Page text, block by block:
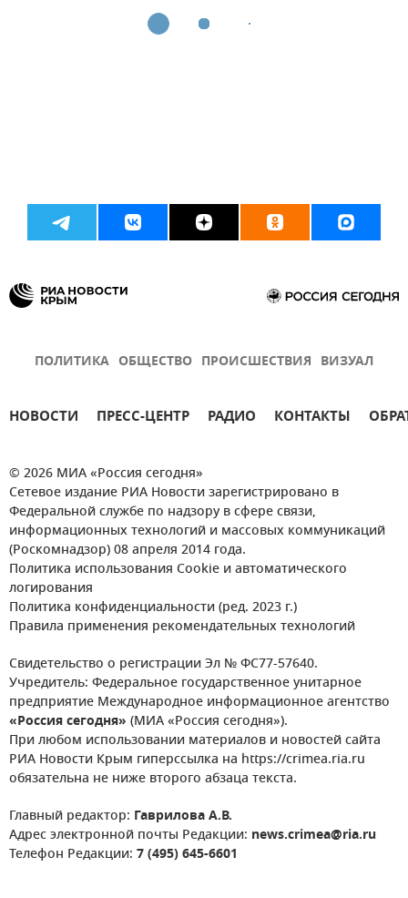
ПОЛИТИКА ОБЩЕСТВО ПРОИСШЕСТВИЯ ВИЗУАЛ
НОВОСТИ ПРЕСС-ЦЕНТР РАДИО КОНТАКТЫ
© 2026 МИА «Россия сегодня»
Сетевое издание РИА Новости зарегистрировано в
Федеральной службе по надзору в сфере связи,
информационных технологий и массовых коммуникаций
(Роскомнадзор) 08 апреля 2014 года.
Политика использования Cookie и автоматического
логирования
Политика конфиденциальности (ред. 2023 г.)
Правила применения рекомендательных технологий
Свидетельство о регистрации Эл № ФС77-57640.
Учредитель: Федеральное государственное унитарное
предприятие Международное информационное агентство
«Россия сегодня» (МИА «Россия сегодня»).
При любом использовании материалов и новостей сайта
РИА Новости Крым гиперссылка на https://crimea.ria.ru
обязательна не ниже второго абзаца текста.
Главный редактор: Гаврилова А.В.
Адрес электронной почты Редакции: news.crimea@ria.ru
Телефон Редакции: 7 (495) 645-6601